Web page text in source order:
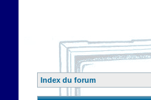
Index du forum